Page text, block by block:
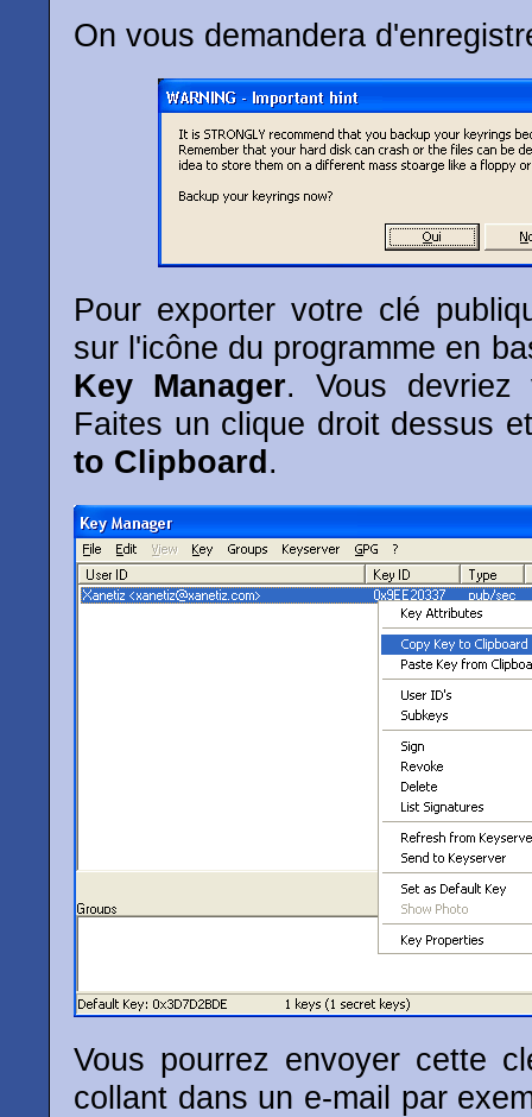
On vous demandera
Pour exporter votre clé
sur l'icône du programme en
Key Manager. Vous devriez
Faites un clique droit dessus
to Clipboard.
Vous pourrez envoyer cette
collant dans un e-mail par